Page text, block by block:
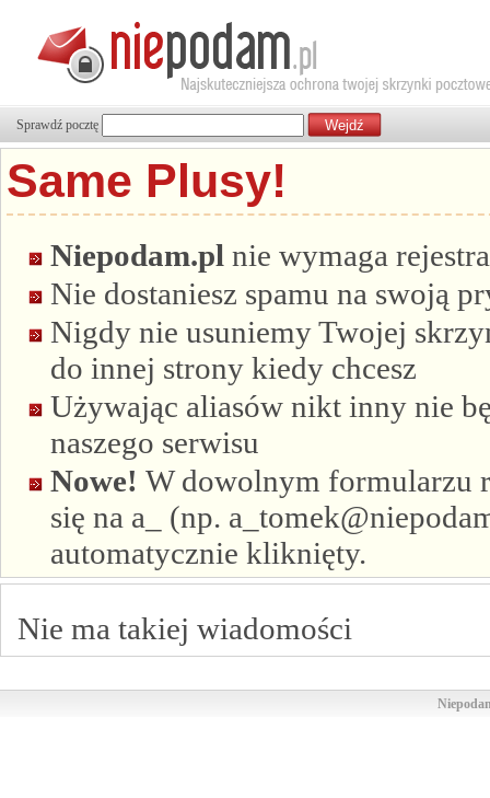
Sprawdź pocztę
Same Plusy!
Niepodam.pl nie wymaga
Nie dostaniesz spamu na swoją
Nigdy nie usuniemy Twojej
do innej strony kiedy chcesz
Używając aliasów nikt inny nie
naszego serwisu
Nowe! W dowolnym formularzu
się na a_ (np.
automatycznie kliknięty.
Nie ma takiej wiadomości